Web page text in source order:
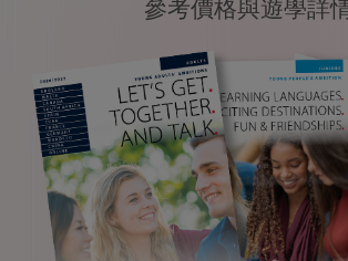
參考價格與遊學詳